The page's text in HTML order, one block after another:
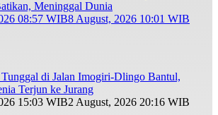
Meninggal Dunia
08:57 WIB8 August, 2026 10:01 WIB
di Jalan Imogiri-Dlingo Bantul,
Terjun ke Jurang
15:03 WIB2 August, 2026 20:16 WIB